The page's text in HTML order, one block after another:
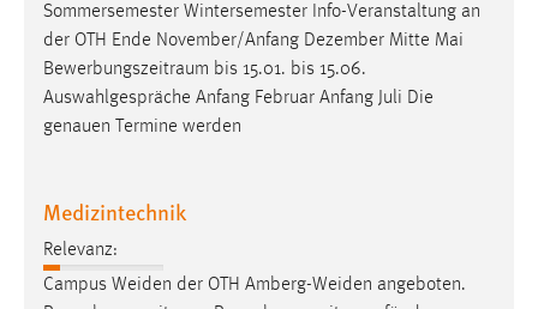
Sommersemester Wintersemester Info-Veranstaltung an
der OTH Ende November/Anfang Dezember Mitte Mai
Bewerbungszeitraum bis 15.01. bis 15.06.
Auswahlgespräche Anfang Februar Anfang Juli Die
genauen Termine werden
Medizintechnik
Relevanz:
Campus Weiden der OTH Amberg-Weiden angeboten.